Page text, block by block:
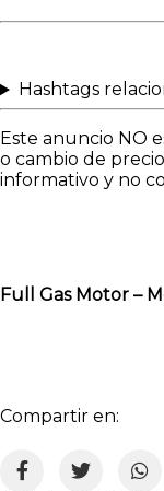
Hashtags
Este anuncio NO
o cambio de
informativo y no
Full Gas Motor –
Compartir en: